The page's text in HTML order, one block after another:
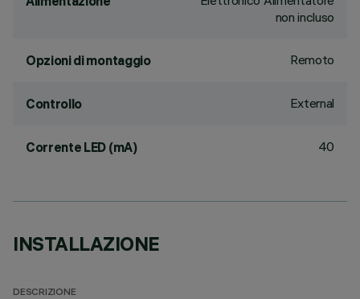
non incluso
Opzioni di montaggio Remoto
Controllo External
Corrente LED (mA) 40
INSTALLAZIONE
DESCRIZIONE